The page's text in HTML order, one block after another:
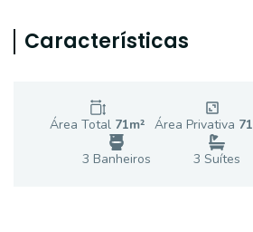
Características
Área Total 71m² Área Privativa 71
3 Banheiros 3 Suítes